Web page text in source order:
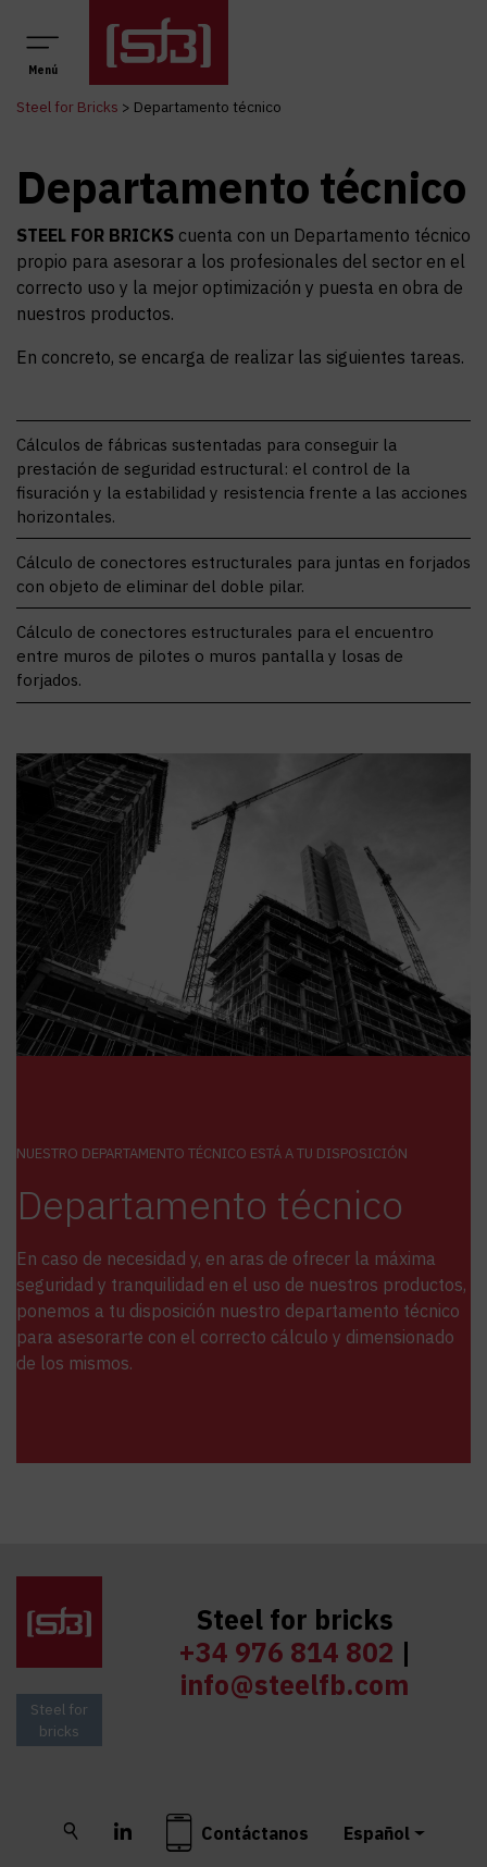
Navegación principal
Menú
Steel for Bricks > Departamento técnico
Departamento técnico
STEEL FOR BRICKS cuenta con un Departamento técnico
propio para asesorar a los profesionales del sector en el
correcto uso y la mejor optimización y puesta en obra de
nuestros productos.
En concreto, se encarga de realizar las siguientes tareas.
Cálculos de fábricas sustentadas para conseguir la
prestación de seguridad estructural: el control de la
fisuración y la estabilidad y resistencia frente a las acciones
horizontales.
Cálculo de conectores estructurales para juntas en forjados
con objeto de eliminar del doble pilar.
Cálculo de conectores estructurales para el encuentro
entre muros de pilotes o muros pantalla y losas de
forjados.
NUESTRO DEPARTAMENTO TÉCNICO ESTÁ A TU DISPOSICIÓN
Departamento técnico
En caso de necesidad y, en aras de ofrecer la máxima
seguridad y tranquilidad en el uso de nuestros productos,
ponemos a tu disposición nuestro departamento técnico
para asesorarte con el correcto cálculo y dimensionado
de los mismos.
Steel for
bricks
Steel for bricks
+34 976 814 802 |
info@steelfb.com
BuscarLinkedInContáctanos Español